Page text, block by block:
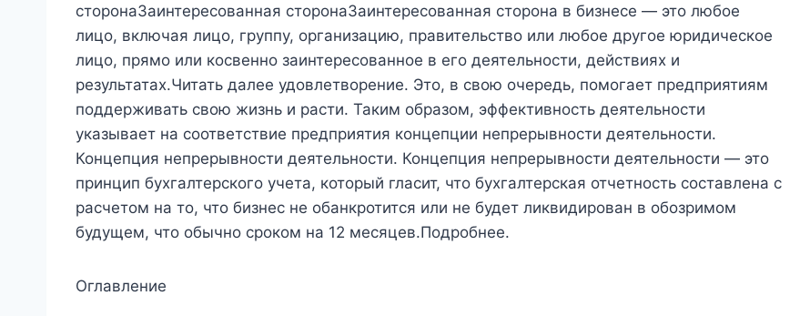
сторонаЗаинтересованная сторонаЗаинтересованная сторона в бизнесе — это любое
лицо, включая лицо, группу, организацию, правительство или любое другое юридическое
лицо, прямо или косвенно заинтересованное в его деятельности, действиях и
результатах.Читать далее удовлетворение. Это, в свою очередь, помогает предприятиям
поддерживать свою жизнь и расти. Таким образом, эффективность деятельности
указывает на соответствие предприятия концепции непрерывности деятельности.
Концепция непрерывности деятельности. Концепция непрерывности деятельности — это
принцип бухгалтерского учета, который гласит, что бухгалтерская отчетность составлена ​​с
расчетом на то, что бизнес не обанкротится или не будет ликвидирован в обозримом
будущем, что обычно сроком на 12 месяцев.Подробнее.
Оглавление